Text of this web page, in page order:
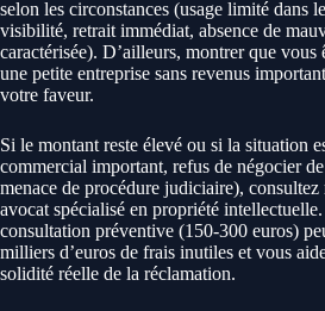
selon les circonstances (usage limité dans
visibilité, retrait immédiat, absence de
caractérisée). D’ailleurs, montrer que vous
une petite entreprise sans revenus
votre faveur.
Si le montant reste élevé ou si la situation
commercial important, refus de négocier
menace de procédure judiciaire), consultez
avocat spécialisé en propriété
consultation préventive (150-300 euros)
milliers d’euros de frais inutiles et vous
solidité réelle de la réclamation.